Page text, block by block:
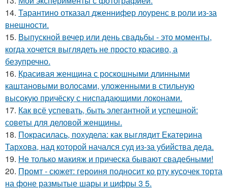
14. Тарантино отказал дженнифер лоуренс в роли из-за
внешности.
15. Выпускной вечер или день свадьбы - это моменты,
когда хочется выглядеть не просто красиво, а
безупречно.
16. Красивая женщина с роскошными длинными
каштановыми волосами, уложенными в стильную
высокую причёску с ниспадающими локонами.
17. Как всё успевать, быть элегантной и успешной:
советы для деловой женщины.
18. Покрасилась, похудела: как выглядит Екатерина
Тархова, над которой начался суд из-за убийства деда.
19. He только макияж и прическа бывают свадебными!
20. Промт - сюжет: героиня подносит ко рту кусочек торта
на фоне размытые шары и цифры 3 5.